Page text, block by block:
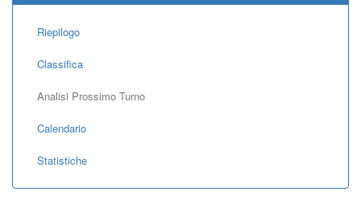
Riepilogo
Classifica
Analisi Prossimo Turno
Calendario
Statistiche